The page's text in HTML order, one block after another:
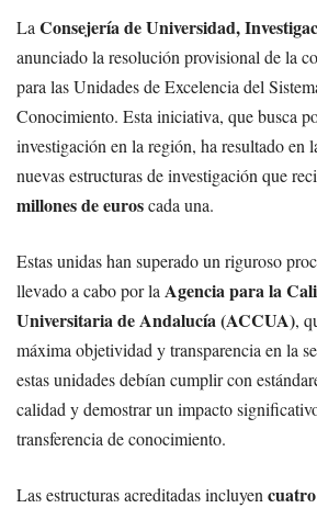
La Consejería de Universidad,
anunciado la resolución provisional de la
para las Unidades de Excelencia del
Conocimiento. Esta iniciativa, que busca
investigación en la región, ha resultado en
nuevas estructuras de investigación que
millones de euroscada una.
Estas unidas han superado un riguroso
llevado a cabo por la Agencia para la
Universitaria de Andalucía (ACCUA),
máxima objetividad y transparencia en la
estas unidades debían cumplir con
calidad y demostrar un impacto
transferencia de conocimiento.
Las estructuras acreditadas incluyen